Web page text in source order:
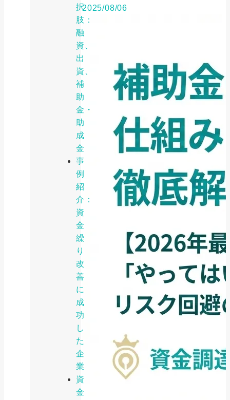
択
肢：
融
資、
出
資、
補
助
金・
助
成
金
事
例
紹
介：
資
金
繰
り
改
善
に
成
功
し
た
企
業
資
金
2025/08/06